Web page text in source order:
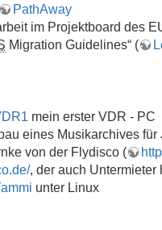
PathAway
im Projektboard des
Migration Guidelines“ (
mein erster VDR - PC
eines Musikarchives für
von der Flydisco (
, der auch Untermieter
unter Linux